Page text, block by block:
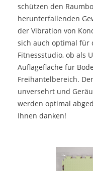
schützen den
herunterfallenden
der Vibration von
sich auch optimal für
Fitnessstudio, ob als
Auflagefläche für
Freihantelbereich.
unversehrt und
werden optimal
Ihnen danken!